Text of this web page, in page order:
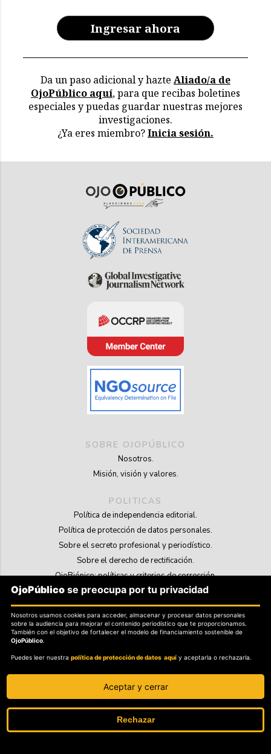
Ingresar ahora
Da un paso adicional y hazte Aliado/a de
OjoPúblico aquí, para que recibas boletines
especiales y puedas guardar nuestras mejores
investigaciones.
¿Ya eres miembro?Inicia sesión.
SOBRE OJOPÚBLICO
Nosotros.
Misión, visión y valores.
POLITICAS
Política de independencia editorial.
Política de protección de datos personales.
Sobre el secreto profesional y periodístico.
Sobre el derecho de rectificación.
OjoBiónico: políticas y criterios de corrección.
Sobre libertad de información frente a pedidos de retiro de contenidos.
SOSTENIBILIDAD
La Tienda de OjoPúblico.
OjoLab.
OjoPúblico se preocupa por tu privacidad
Nosotros usamos cookies para acceder, almacenar y procesar datos personales
sobre la audiencia para mejorar el contenido periodístico que te proporcionamos.
También con el objetivo de fortalecer el modelo de financiamiento sostenible de
OjoPúblico.
Puedes leer nuestrapolítica de protección de datos aquí y aceptarla o rechazarla.
Aceptar y cerrar
Rechazar